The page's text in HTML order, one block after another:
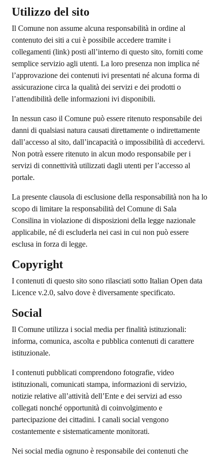
Utilizzo del sito
Il Comune non assume alcuna responsabilità in ordine al
contenuto dei siti a cui è possibile accedere tramite i
collegamenti (link) posti all’interno di questo sito, forniti come
semplice servizio agli utenti. La loro presenza non implica né
l’approvazione dei contenuti ivi presentati né alcuna forma di
assicurazione circa la qualità dei servizi e dei prodotti o
l’attendibilità delle informazioni ivi disponibili.
In nessun caso il Comune può essere ritenuto responsabile dei
danni di qualsiasi natura causati direttamente o indirettamente
dall’accesso al sito, dall’incapacità o impossibilità di accedervi.
Non potrà essere ritenuto in alcun modo responsabile per i
servizi di connettività utilizzati dagli utenti per l’accesso al
portale.
La presente clausola di esclusione della responsabilità non ha lo
scopo di limitare la responsabilità del Comune di Sala
Consilina in violazione di disposizioni della legge nazionale
applicabile, né di escluderla nei casi in cui non può essere
esclusa in forza di legge.
Copyright
I contenuti di questo sito sono rilasciati sotto Italian Open data
Licence v.2.0, salvo dove è diversamente specificato.
Social
Il Comune utilizza i social media per finalità istituzionali:
informa, comunica, ascolta e pubblica contenuti di carattere
istituzionale.
I contenuti pubblicati comprendono fotografie, video
istituzionali, comunicati stampa, informazioni di servizio,
notizie relative all’attività dell’Ente e dei servizi ad esso
collegati nonché opportunità di coinvolgimento e
partecipazione dei cittadini. I canali social vengono
costantemente e sistematicamente monitorati.
Nei social media ognuno è responsabile dei contenuti che